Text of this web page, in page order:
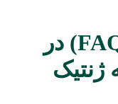
پرسش‌های متداول (FAQ) در